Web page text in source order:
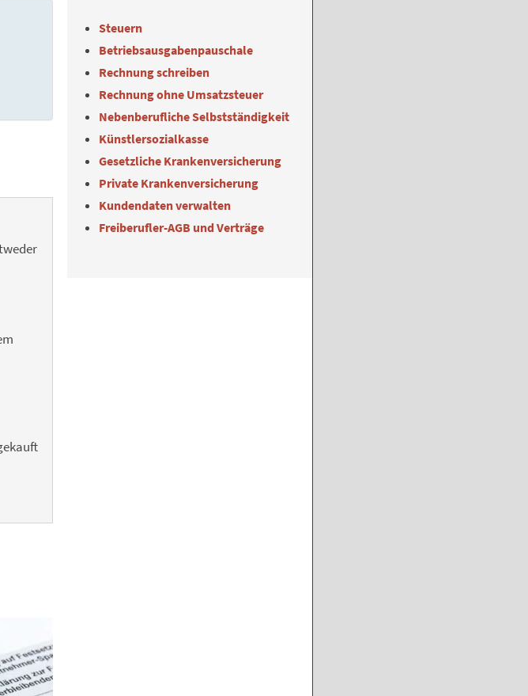
Steuern
Betriebsausgabenpauschale
Rechnung schreiben
Rechnung ohne Umsatzsteuer
Nebenberufliche Selbstständigkeit
Künstlersozialkasse
Gesetzliche Krankenversicherung
Private Krankenversicherung
Kundendaten verwalten
Freiberufler-AGB und Verträge